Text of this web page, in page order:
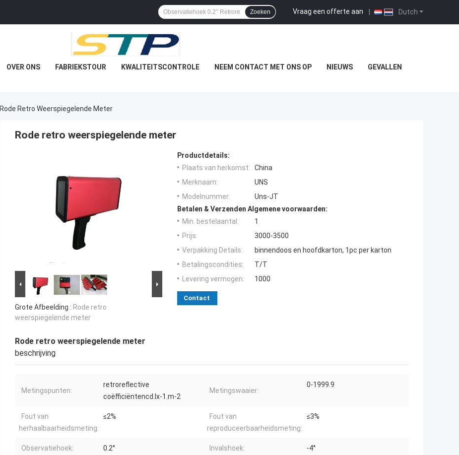
Dutch
Vraag een offerte aan |
Zoeken
OVER ONS FABRIEKSTOUR KWALITEITSCONTROLE NEEM CONTACT MET ONS OP NIEUWS GEVALLEN
Rode Retro Weerspiegelende Meter
Rode retro weerspiegelende meter
Grote Afbeelding : Rode retro
weerspiegelende meter
Productdetails:
Plaats van herkomst:
China
Merknaam:
UNS
Modelnummer:
Uns-JT
Betalen & Verzenden Algemene voorwaarden:
Min. bestelaantal:
1
Prijs:
3000-3500
Verpakking Details:
binnendoos en hoofdkarton, 1pc per karton
Betalingscondities:
T/T
Levering vermogen:
1000
Contact
Rode retro weerspiegelende meter
beschrijving
Metingspunten:
retroreflective
coëfficiëntencd.lx-1.m-2
Metingswaaier:
0-1999.9
Fout van
herhaalbaarheidsmeting:
≤2%
Fout van
reproduceerbaarheidsmeting:
≤3%
Observatiehoek: 0.2° Invalshoek: -4°